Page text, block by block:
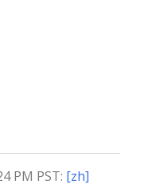
PM PST: [zh]